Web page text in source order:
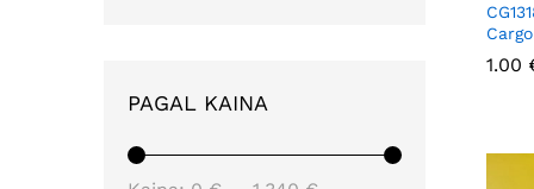
Cargo
1.00
1.00
PAGAL KAINA